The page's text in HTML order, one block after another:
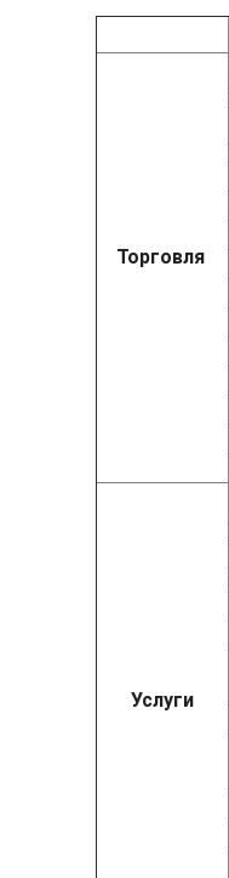
Торговля
Услуги